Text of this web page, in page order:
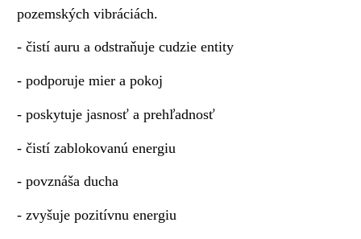
pozemských vibráciách.
- čistí auru a odstraňuje cudzie entity
- podporuje mier a pokoj
- poskytuje jasnosť a prehľadnosť
- čistí zablokovanú energiu
- povznáša ducha
- zvyšuje pozitívnu energiu